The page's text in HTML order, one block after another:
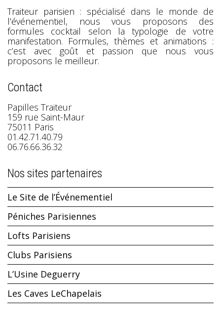
Traiteur parisien : spécialisé dans le monde de
l’événementiel, nous vous proposons des
formules cocktail selon la typologie de votre
manifestation. Formules, thèmes et animations :
c’est avec goût et passion que nous vous
proposons le meilleur.
Contact
Papilles Traiteur
159 rue Saint-Maur
75011 Paris
01.42.71.40.79
06.76.66.36.32
Nos sites partenaires
Le Site de l’Événementiel
Péniches Parisiennes
Lofts Parisiens
Clubs Parisiens
L’Usine Deguerry
Les Caves LeChapelais